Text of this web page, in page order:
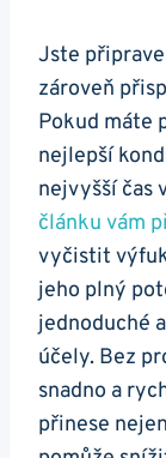
Jste
zároveň‌
Pokud máte‌
nejlepší
nejvyšší čas
článku vám
vyčistit
‌jeho plný
jednoduché
účely. ⁣Bez
snadno a
přinese⁤